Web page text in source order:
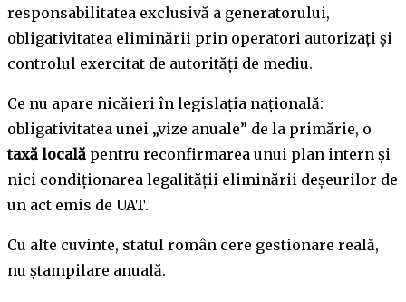
responsabilitatea exclusivă a generatorului,
obligativitatea eliminării prin operatori autorizați și
controlul exercitat de autorități de mediu.
Ce nu apare nicăieri în legislația națională:
obligativitatea unei „vize anuale” de la primărie, o
taxă locală pentru reconfirmarea unui plan intern și
nici condiționarea legalității eliminării deșeurilor de
un act emis de UAT.
Cu alte cuvinte, statul român cere gestionare reală,
nu ștampilare anuală.